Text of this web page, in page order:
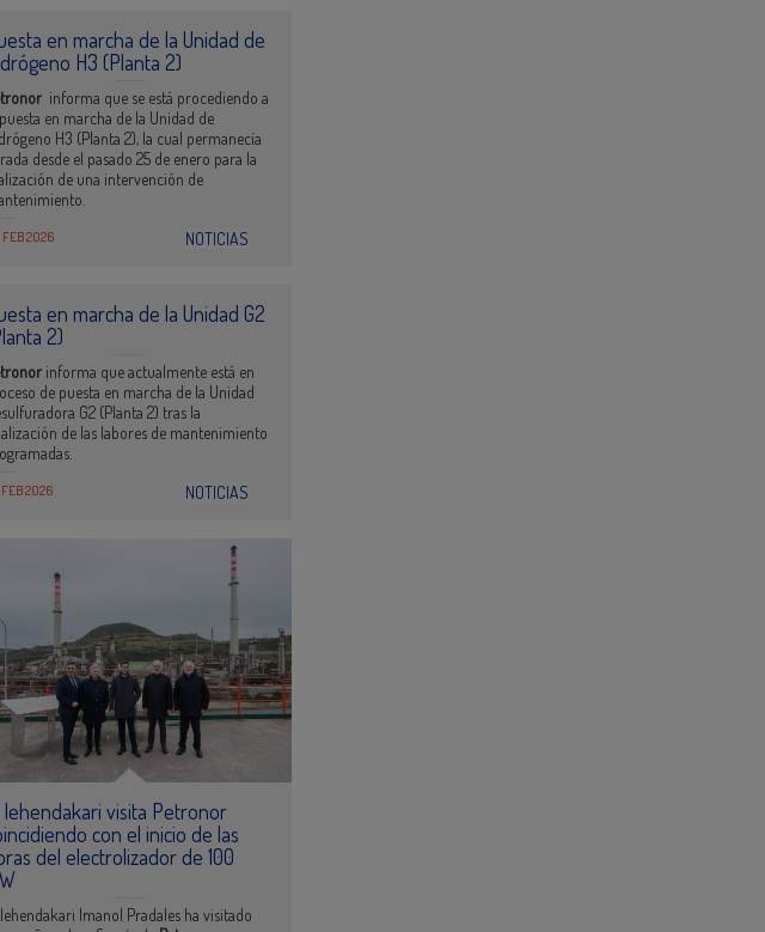
en marcha de la Unidad de
H3 (Planta 2)
informa que se está procediendo a
en marcha de la Unidad de
H3 (Planta 2), la cual permanecía
desde el pasado 25 de enero para la
de una intervención de
2026 NOTICIAS
en marcha de la Unidad G2
2)
informa que actualmente está en
de puesta en marcha de la Unidad
G2 (Planta 2) tras la
de las labores de mantenimiento
2026 NOTICIAS
lehendakari visita Petronor
con el inicio de las
del electrolizador de 100
Imanol Pradales ha visitado